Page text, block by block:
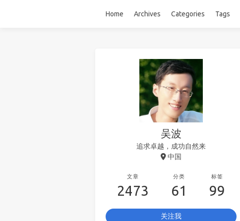
Home Archives Categories Tags
吴波
追求卓越，成功自然来
中国
文章
2473
分类
61
标签
99
关注我